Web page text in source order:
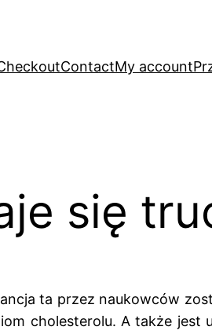
ContactMy account
się
ta przez naukowców
cholesterolu. A także jest